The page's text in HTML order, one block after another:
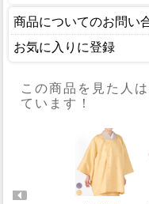
商品についてのお問い
お気に入りに登録
この商品を見た人
ています！